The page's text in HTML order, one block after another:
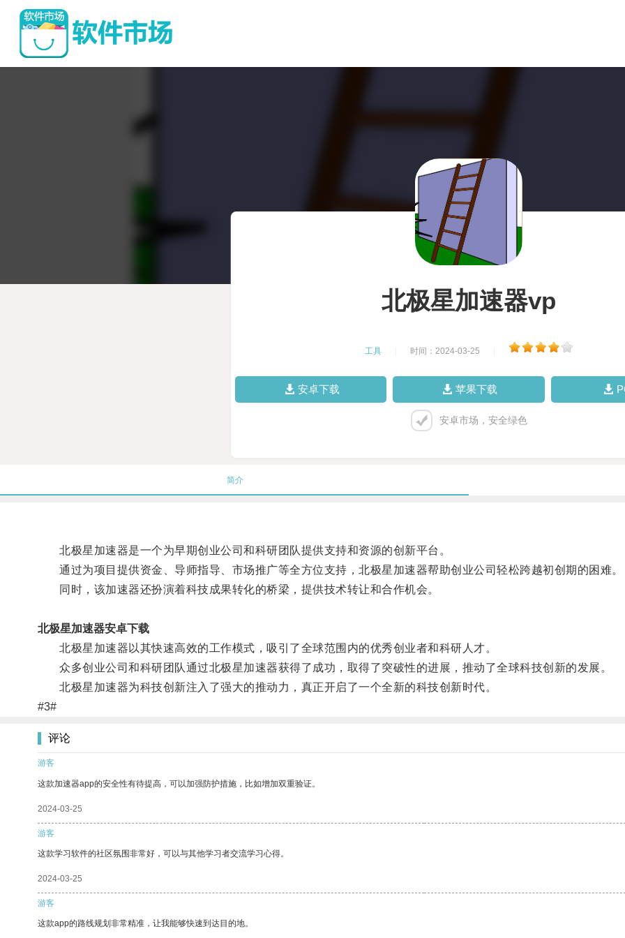
北极星加速器vp
工具 时间：2024-03-25
安卓下载 苹果下载
安卓市场，安全绿色
简介
北极星加速器是一个为早期创业公司和科研团队提供支持和资源的创新平台。
通过为项目提供资金、导师指导、市场推广等全方位支持，北极星加速器帮助创业公司轻松跨越初创期的困难。
同时，该加速器还扮演着科技成果转化的桥梁，提供技术转让和合作机会。
北极星加速器安卓下载
北极星加速器以其快速高效的工作模式，吸引了全球范围内的优秀创业者和科研人才。
众多创业公司和科研团队通过北极星加速器获得了成功，取得了突破性的进展，推动了全球科技创新的发展。
北极星加速器为科技创新注入了强大的推动力，真正开启了一个全新的科技创新时代。
#3#
评论
游客
这款加速器app的安全性有待提高，可以加强防护措施，比如增加双重验证。
2024-03-25
游客
这款学习软件的社区氛围非常好，可以与其他学习者交流学习心得。
2024-03-25
游客
这款app的路线规划非常精准，让我能够快速到达目的地。